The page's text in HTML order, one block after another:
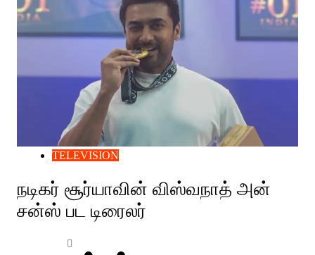
TELEVISION
நடிகர் சூர்யாவின் விஸ்வநாத் அன்
சன்ஸ் பட டிரைலர்